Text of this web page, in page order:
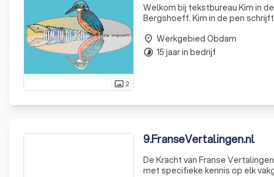
photo_size_select_actual2
Welkom bij tekstbureau Kim in
Bergshoeff. Kim in de pen
place Werkgebied Obdam
timelapse 15 jaar in bedrijf
9.FranseVertalingen.nl
De Kracht van Franse
met specifieke kennis op elk